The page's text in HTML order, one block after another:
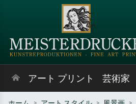
アート プリント 芸術家